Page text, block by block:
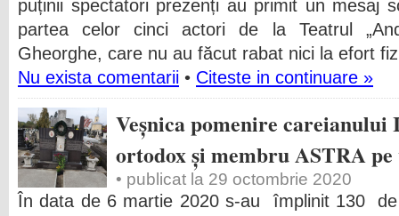
puținii spectatori prezenți au primit un mesaj
partea celor cinci actori de la Teatrul
Gheorghe, care nu au făcut rabat nici la efort
Nu exista comentarii • Citeste in continuare »
Veșnica pomenire
ortodox și membru ASTRA
• publicat la 29 octombrie 2020
În data de 6 martie 2020 s-au împlinit 130